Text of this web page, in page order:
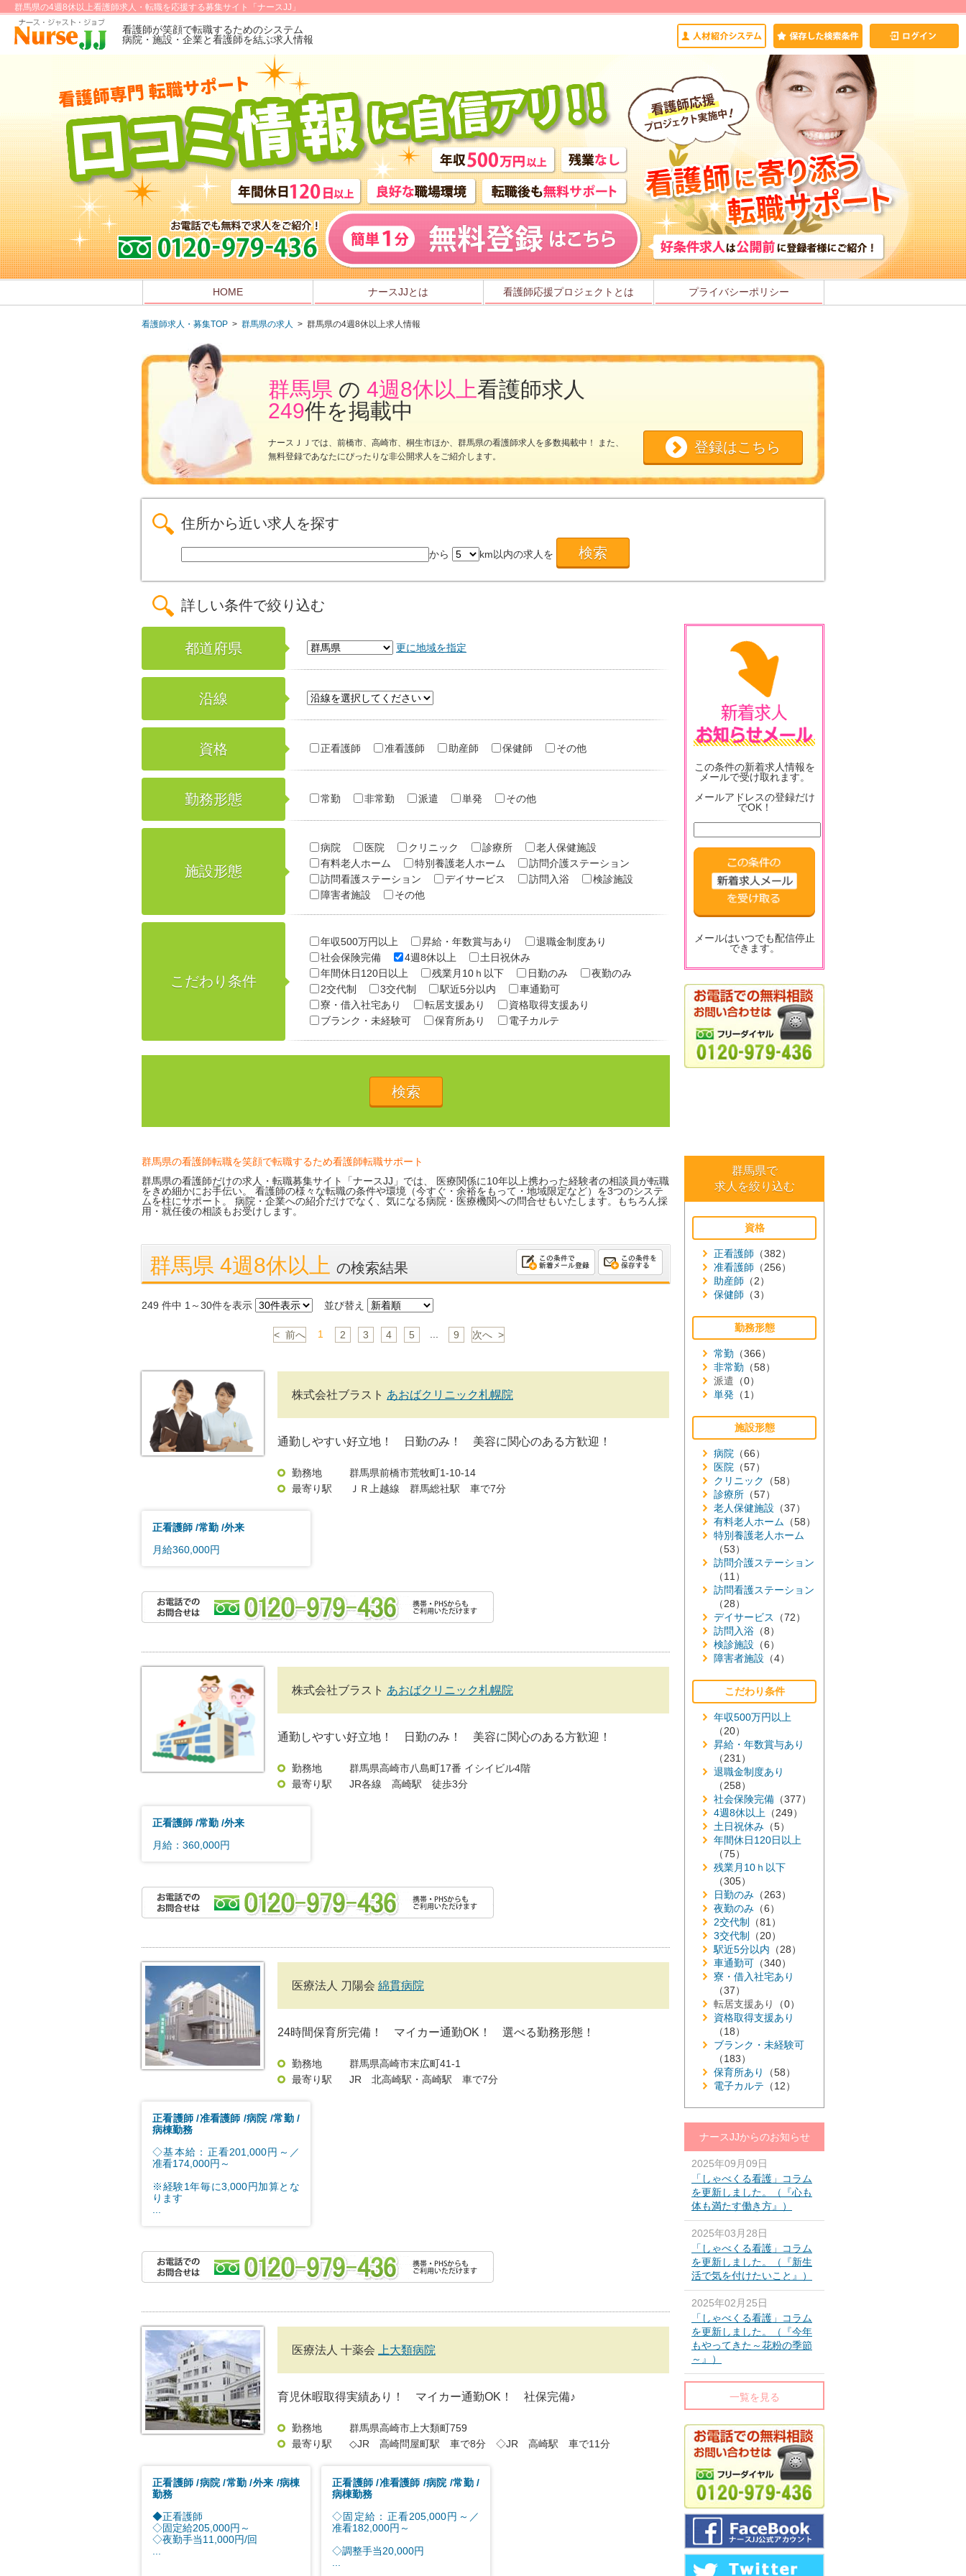
群馬県の4週8休以上看護師求人・転職を応援する募集サイト「ナースJJ」
看護師が笑顔で転職するためのシステム
病院・施設・企業と看護師を結ぶ求人情報
HOME ナースJJとは 看護師応援プロジェクトとは プライバシーポリシー
看護師求人・募集TOP > 群馬県の求人 > 群馬県の4週8休以上求人情報
群馬県 の 4週8休以上看護師求人
249件を掲載中
ナースＪＪでは、前橋市、高崎市、桐生市ほか、群馬県の看護師求人を多数掲載中！ また、
無料登録であなたにぴったりな非公開求人をご紹介します。
登録はこちら
住所から近い求人を探す
から km以内の求人を
詳しい条件で絞り込む
都道府県 更に地域を指定
沿線
資格 正看護師 准看護師 助産師 保健師 その他
勤務形態 常勤 非常勤 派遣 単発 その他
施設形態
病院 医院 クリニック 診療所
老人保健施設
有料老人ホーム
特別養護老人ホーム
訪問介護ステーション
訪問看護ステーション
デイサービス 訪問入浴
検診施設
障害者施設
その他
こだわり条件
年収500万円以上 昇給・年数賞与あり
退職金制度あり
社会保険完備
4週8休以上
土日祝休み
年間休日120日以上
残業月10ｈ以下 日勤のみ
夜勤のみ
2交代制
3交代制 駅近5分以内
車通勤可
寮・借入社宅あり
転居支援あり
資格取得支援あり
ブランク・未経験可
保育所あり 電子カルテ
この条件の新着求人情報を
メールで受け取れます。
メールアドレスの登録だけ
でOK！
メールはいつでも配信停止
できます。
群馬県の看護師転職を笑顔で転職するため看護師転職サポート
群馬県の看護師だけの求人・転職募集サイト「ナースJJ」では、 医療関係に10年以上携わった経験者の相談員が転職
をきめ細かにお手伝い。 看護師の様々な転職の条件や環境（今すぐ・余裕をもって・地域限定など）を3つのシステ
ムを柱にサポート。 病院・企業への紹介だけでなく、気になる病院・医療機関への問合せもいたします。もちろん採
用・就任後の相談もお受けします。
群馬県 4週8休以上 の検索結果
249 件中 1～30件を表示 並び替え
< 前へ 1 2 3 4 5 9 次へ >
株式会社ブラスト あおばクリニック札幌院
通勤しやすい好立地！ 日勤のみ！ 美容に関心のある方歓迎！
勤務地
群馬県前橋市荒牧町1-10-14
最寄り駅
ＪＲ上越線 群馬総社駅 車で7分
正看護師 常勤 外来
月給360,000円
株式会社ブラスト あおばクリニック札幌院
通勤しやすい好立地！ 日勤のみ！ 美容に関心のある方歓迎！
勤務地
群馬県高崎市八島町17番 イシイビル4階
最寄り駅
JR各線 高崎駅 徒歩3分
正看護師 常勤 外来
月給：360,000円
医療法人 刀陽会 綿貫病院
24時間保育所完備！ マイカー通勤OK！ 選べる勤務形態！
勤務地
群馬県高崎市末広町41-1
最寄り駅
JR 北高崎駅・高崎駅 車で7分
正看護師 准看護師 病院 常勤
病棟勤務
◇基本給：正看201,000円～／
准看174,000円～
※経験1年毎に3,000円加算とな
ります
医療法人 十薬会 上大類病院
育児休暇取得実績あり！ マイカー通勤OK！ 社保完備♪
勤務地
群馬県高崎市上大類町759
最寄り駅
◇JR 高崎問屋町駅 車で8分 ◇JR 高崎駅 車で11分
正看護師 病院 常勤 外来 病棟
勤務
◆正看護師
◇固定給205,000円～
◇夜勤手当11,000円/回
正看護師 准看護師 病院 常勤
病棟勤務
◇固定給：正看205,000円～／
准看182,000円～
◇調整手当20,000円
群馬県で
求人を絞り込む
資格
正看護師 （382）
准看護師 （256）
助産師 （2）
保健師 （3）
勤務形態
常勤 （366）
非常勤 （58）
派遣 （0）
単発 （1）
施設形態
病院 （66）
医院 （57）
クリニック
（58）
診療所 （57）
老人保健施設 （37）
有料老人ホーム （58）
特別養護老人ホーム
（53）
訪問介護ステーション
（11）
訪問看護ステーション
（28）
デイサービス
（72）
訪問入浴 （8）
検診施設 （6）
障害者施設 （4）
こだわり条件
年収500万円以上
（20）
昇給・年数賞与あり
（231）
退職金制度あり
（258）
社会保険完備 （377）
4週8休以上 （249）
土日祝休み （5）
年間休日120日以上
（75）
残業月10ｈ以下
（305）
日勤のみ （263）
夜勤のみ （6）
2交代制
（81）
3交代制
（20）
駅近5分以内 （28）
車通勤可 （340）
寮・借入社宅あり
（37）
転居支援あり
（0）
資格取得支援あり
（18）
ブランク・未経験可
（183）
保育所あり
（58）
電子カルテ （12）
ナースJJからのお知らせ
2025年09月09日
「しゃべくる看護」コラム
を更新しました。（『心も
体も満たす働き方』）
2025年03月28日
「しゃべくる看護」コラム
を更新しました。（『新生
活で気を付けたいこと』）
2025年02月25日
「しゃべくる看護」コラム
を更新しました。（『今年
もやってきた～花粉の季節
～』）
一覧を見る